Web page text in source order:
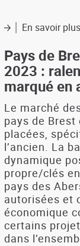
En savoir plus
Pays de
2023 :
marqué en
Le marché
pays de
placées,
l’ancien. La
dynamique
propre/clés
pays des
autorisées et
économique
certains
dans